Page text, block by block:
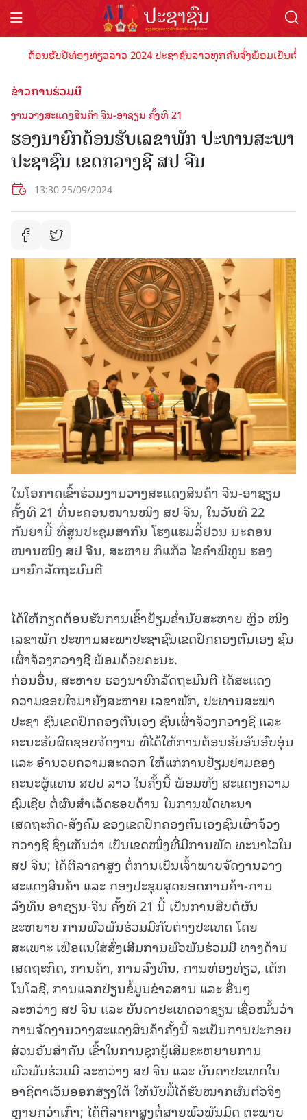
ຕ້ອນຮັບປີທ່ອງທ່ຽວລາວ 2024 ປະຊາຊົນລາວທຸກຄົນຈົ່ງພ້ອມເປັນເຈົ້າ
ຂ່າວການຮ່ວມມື
ງານວາງສະແດງສິນຄ້າ ຈີນ-ອາຊຽນ ຄັ້ງທີ 21
ຮອງນາຍົກຕ້ອນຮັບເລຂາພັກ ປະທານສະພາ
ປະຊາຊົນ ເຂດກວາງຊີ ສປ ຈີນ
13:30 25/09/2024
ໃນໂອກາດເຂົ້າຮ່ວມງານວາງສະແດງສິນຄ້າ ຈີນ-ອາຊຽນ
ຄັ້ງທີ 21 ທີ່ນະຄອນໜານໜິງ ສປ ຈີນ, ໃນວັນທີ 22
ກັນຍານີ້ ທີ່ສູນປະຊຸມສາກົນ ໂຮງແຮມລີ້ຢວນ ນະຄອນ
ໜານໜິງ ສປ ຈີນ, ສະຫາຍ ກິແກ້ວ ໄຂຄຳພິທູນ ຮອງ
ນາຍົກລັດຖະມົນຕີ
ໄດ້ໃຫ້ກຽດຕ້ອນຮັບການເຂົ້າຢ້ຽມຂໍ່ານັບສະຫາຍ ຫຼິວ ໜິງ
ເລຂາພັກ ປະທານສະພາປະຊາຊົນເຂດປົກຄອງຕົນເອງ ຊົນ
ເຜົ່າຈ້ວງກວາງຊີ ພ້ອມດ້ວຍຄະນະ.
ກ່ອນອື່ນ, ສະຫາຍ ຮອງນາຍົກລັດຖະມົນຕີ ໄດ້ສະແດງ
ຄວາມຂອບໃຈມາຍັງສະຫາຍ ເລຂາພັກ, ປະທານສະພາ
ປະຊາ ຊົນເຂດປົກຄອງຕົນເອງ ຊົນເຜົ່າຈ້ວງກວາງຊີ ແລະ
ຄະນະຮັບຜິດຊອບຈັດງານ ທີ່ໄດ້ໃຫ້ການຕ້ອນຮັບອັນອົບອຸ່ນ
ແລະ ອຳນວຍຄວາມສະດວກ ໃຫ້ແກ່ການຢ້ຽມຢາມຂອງ
ຄະນະຜູ້ແທນ ສປປ ລາວ ໃນຄັ້ງນີ້ ພ້ອມທັງ ສະແດງຄວາມ
ຊົມເຊີຍ ຕໍ່ຜົນສຳເລັດຮອບດ້ານ ໃນການພັດທະນາ
ເສດຖະກິດ-ສັງຄົມ ຂອງເຂດປົກຄອງຕົນເອງຊົນເຜົ່າຈ້ວງ
ກວາງຊີ ຊຶ່ງເຫັນວ່າ ເປັນເຂດໜຶ່ງທີ່ມີການພັດ ທະນາໄວໃນ
ສປ ຈີນ; ໄດ້ຕີລາຄາສູງ ຕໍ່ການເປັນເຈົ້າພາບຈັດງານວາງ
ສະແດງສິນຄ້າ ແລະ ກອງປະຊຸມສຸດຍອດການຄ້າ-ການ
ລົງທຶນ ອາຊຽນ-ຈີນ ຄັ້ງທີ 21 ນີ້ ເປັນການສືບຕໍ່ຜັນ
ຂະຫຍາຍ ການພົວພັນຮ່ວມມືກັບຕ່າງປະເທດ ໂດຍ
ສະເພາະ ເພື່ອແນໃສ່ສົ່ງເສີມການພົວພັນຮ່ວມມື ທາງດ້ານ
ເສດຖະກິດ, ການຄ້າ, ການລົງທຶນ, ການທ່ອງທ່ຽວ, ເຕັກ
ໂນໂລຊີ, ການແລກປ່ຽນຂໍ້ມູນຂ່າວສານ ແລະ ອື່ນໆ
ລະຫວ່າງ ສປ ຈີນ ແລະ ບັນດາປະເທດອາຊຽນ ເຊື່ອໝັ້ນວ່າ
ການຈັດງານວາງສະແດງສິນຄ້າຄັ້ງນີ້ ຈະເປັນການປະກອບ
ສ່ວນອັນສໍາຄັນ ເຂົ້າໃນການຊຸກຍູ້ເສີມຂະຫຍາຍການ
ພົວພັນຮ່ວມມື ລະຫວ່າງ ສປ ຈີນ ແລະ ບັນດາປະເທດໃນ
ອາຊີຕາເວັນອອກສ່ຽງໃຕ້ ໃຫ້ນັບມື້ໄດ້ຮັບໝາກຜົນຕົວຈິງ
ຫຼາຍກວ່າເກົ່າ; ໄດ້ຕີລາຄາສູງຕໍ່ສາຍພົວພັນມິດ ຕະພາບ